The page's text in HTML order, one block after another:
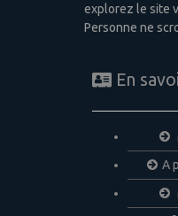
explorez le site
Personne ne
En
A